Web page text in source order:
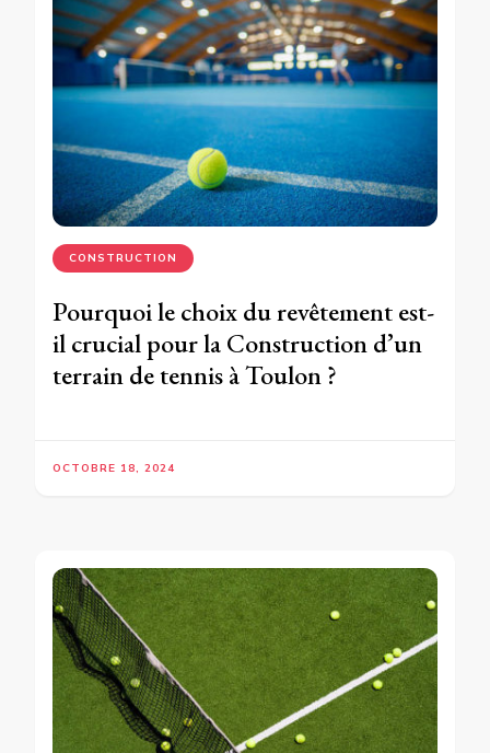
CONSTRUCTION
Pourquoi le choix du revêtement est-
il crucial pour la Construction d’un
terrain de tennis à Toulon ?
OCTOBRE 18, 2024